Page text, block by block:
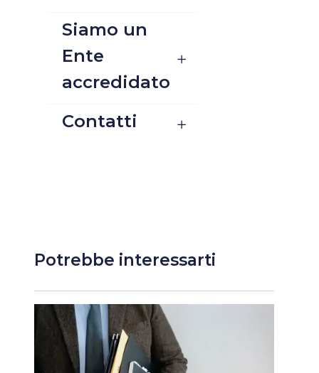
Siamo un
Ente
accredidato
Contatti
Potrebbe interessarti